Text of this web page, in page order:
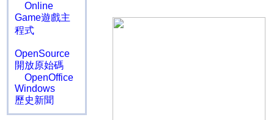
Online
Game遊戲主
程式
OpenSource
開放原始碼
OpenOffice
Windows
歷史新聞